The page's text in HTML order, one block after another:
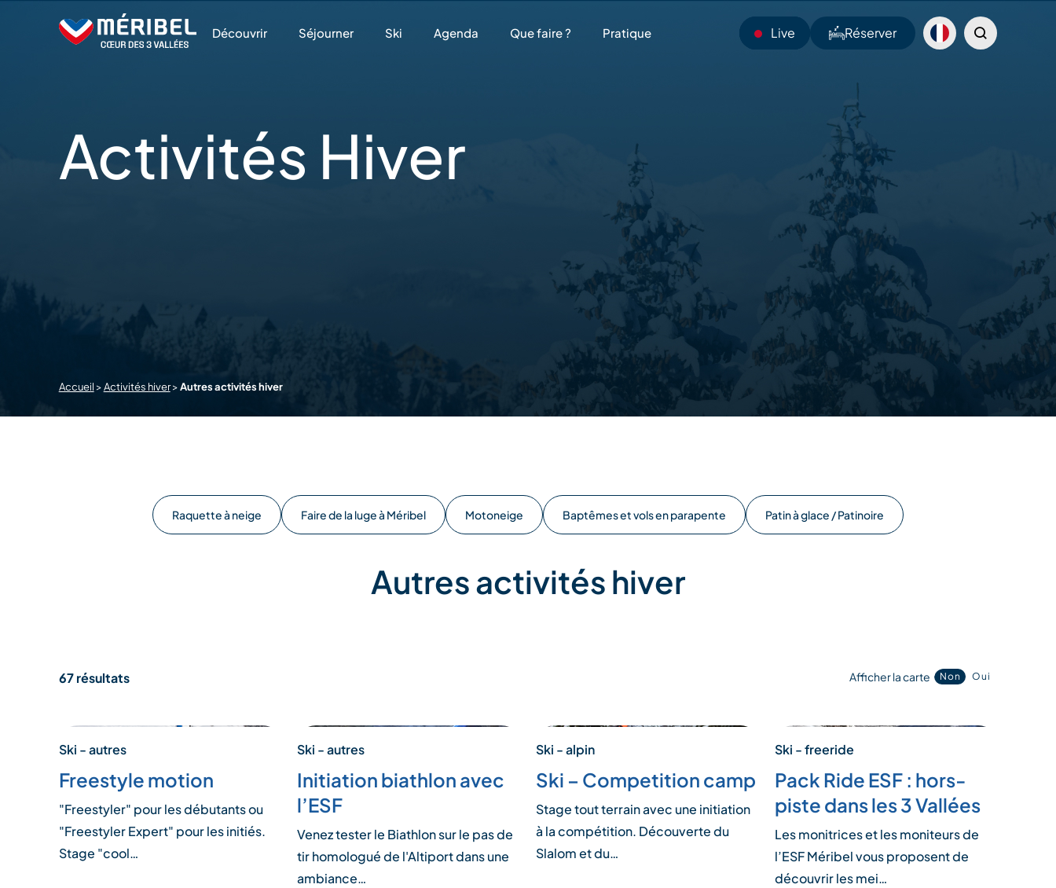
Découvrir Séjourner Ski Agenda Que faire ? Pratique Live
Sentiers
Réserver
Activités Hiver
Accueil >Activités hiver>Autres activités hiver
Raquette à neige Faire de la luge à Méribel Motoneige Baptêmes et vols en parapente Patin à glace / Patinoire
Autres activités hiver
67 résultats Afficher la carte Non Oui
Ski - autres
Freestyle motion
"Freestyler" pour les débutants ou
"Freestyler Expert" pour les initiés.
Stage "cool…
Ski - autres
Initiation biathlon avec
l’ESF
Venez tester le Biathlon sur le pas de
tir homologué de l'Altiport dans une
ambiance…
Ski - alpin
Ski – Competition camp
Stage tout terrain avec une initiation
à la compétition. Découverte du
Slalom et du…
Ski - freeride
Pack Ride ESF : hors-
piste dans les 3 Vallées
Les monitrices et les moniteurs de
l’ESF Méribel vous proposent de
découvrir les mei…